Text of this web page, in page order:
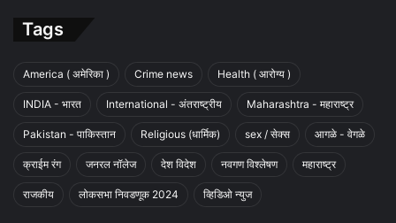
Tags
America ( अमेरिका ) Crime news Health ( आरोग्य )
INDIA - भारत International - अंतराष्ट्रीय Maharashtra - महाराष्ट्र
Pakistan - पाकिस्तान Religious (धार्मिक) sex / सेक्स आगळे - वेगळे
क्राईम रंग जनरल नॉलेज देश विदेश नवगण विश्लेषण महाराष्ट्र
राजकीय लोकसभा निवडणूक 2024 व्हिडिओ न्युज